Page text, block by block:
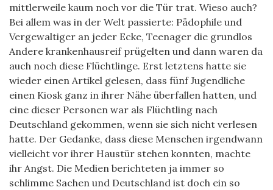
mittlerweile kaum noch vor die Tür trat. Wieso auch?
Bei allem was in der Welt passierte: Pädophile und
Vergewaltiger an jeder Ecke, Teenager die grundlos
Andere krankenhausreif prügelten und dann waren da
auch noch diese Flüchtlinge. Erst letztens hatte sie
wieder einen Artikel gelesen, dass fünf Jugendliche
einen Kiosk ganz in ihrer Nähe überfallen hatten, und
eine dieser Personen war als Flüchtling nach
Deutschland gekommen, wenn sie sich nicht verlesen
hatte. Der Gedanke, dass diese Menschen irgendwann
vielleicht vor ihrer Haustür stehen konnten, machte
ihr Angst. Die Medien berichteten ja immer so
schlimme Sachen und Deutschland ist doch ein so